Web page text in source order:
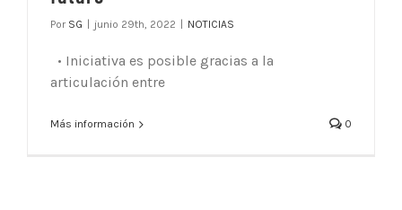
Por SG junio 29th, 2022 NOTICIAS
• Iniciativa es posible gracias a la
articulación entre
Más información 0